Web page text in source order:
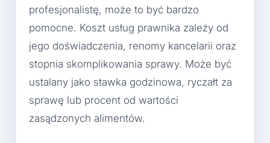
profesjonalistę, może to być bardzo
pomocne. Koszt usług prawnika zależy od
jego doświadczenia, renomy kancelarii oraz
stopnia skomplikowania sprawy. Może być
ustalany jako stawka godzinowa, ryczałt za
sprawę lub procent od wartości
zasądzonych alimentów.